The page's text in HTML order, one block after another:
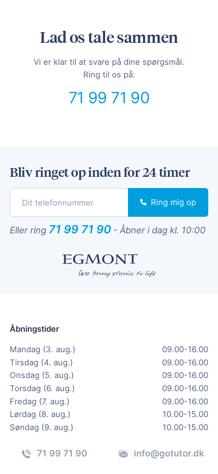
Lad os tale sammen
Vi er klar til at svare på dine spørgsmål.
Ring til os på:
71 99 71 90
Bliv ringet op inden for 24 timer
Ring mig op
Eller ring 71 99 71 90 - Åbner i dag kl. 10:00
Åbningstider
Mandag (3. aug.)
09.00-16.00
Tirsdag (4. aug.)
09.00-16.00
Onsdag (5. aug.)
09.00-16.00
Torsdag (6. aug.)
09.00-16.00
Fredag (7. aug.)
09.00-16.00
Lørdag (8. aug.)
10.00-15.00
Søndag (9. aug.)
10.00-15.00
71 99 71 90 info@gotutor.dk